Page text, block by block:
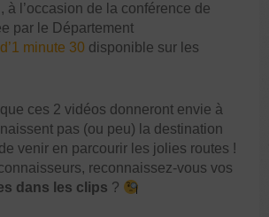
à l’occasion de la conférence de
par le Département
minute 30 disponible sur les
ces 2 vidéos donneront envie à
pas (ou peu) la destination
venir en parcourir les jolies routes !
reconnaissez-vous vos
dans les clips ?